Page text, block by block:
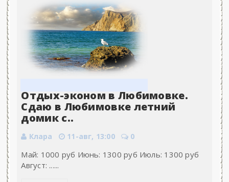
Отдых-эконом в Любимовке.
Сдаю в Любимовке летний
домик с..
Клара 11-авг, 13:00 0
Май: 1000 руб Июнь: 1300 руб Июль: 1300 руб
Август: ......